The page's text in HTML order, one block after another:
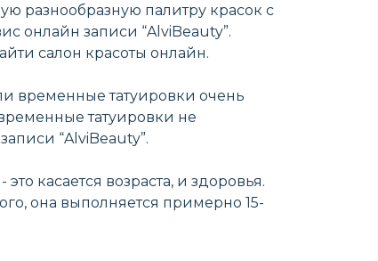
разнообразную палитру красок с
онлайн записи “AlviBeauty”.
салон красоты онлайн.
временные татуировки очень
татуировки не
“AlviBeauty”.
касается возраста, и здоровья.
она выполняется примерно 15-